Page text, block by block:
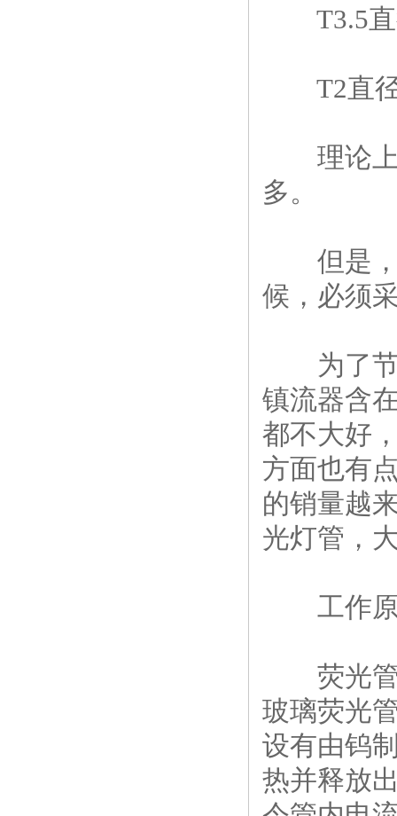
T3.5直
T2直径
理论上
多。
但是，
候，必须
为了节
镇流器含
都不大好
方面也有
的销量越
光灯管，
工作原
荧光管
玻璃荧光
设有由钨
热并释放